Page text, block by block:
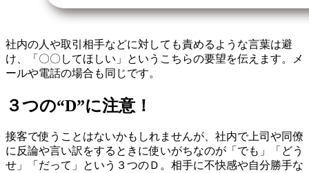
社内の人や取引相手などに対しても責めるような言葉は避
け、「〇〇してほしい」というこちらの要望を伝えます。メ
ールや電話の場合も同じです。
３つの“D”に注意！
接客で使うことはないかもしれませんが、社内で上司や同僚
に反論や言い訳をするときに使いがちなのが「でも」「どう
せ」「だって」という３つのＤ。相手に不快感や自分勝手な